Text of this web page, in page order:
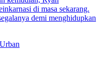
di masa sekarang.
demi menghidupkan